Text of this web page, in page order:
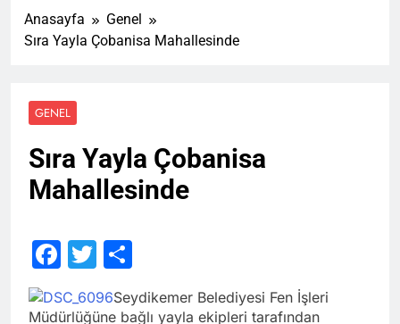
Anasayfa
Genel
Sıra Yayla Çobanisa Mahallesinde
GENEL
Sıra Yayla Çobanisa
Mahallesinde
Facebook
Twitter
Seydikemer Belediyesi Fen İşleri
Müdürlüğüne bağlı yayla ekipleri tarafından